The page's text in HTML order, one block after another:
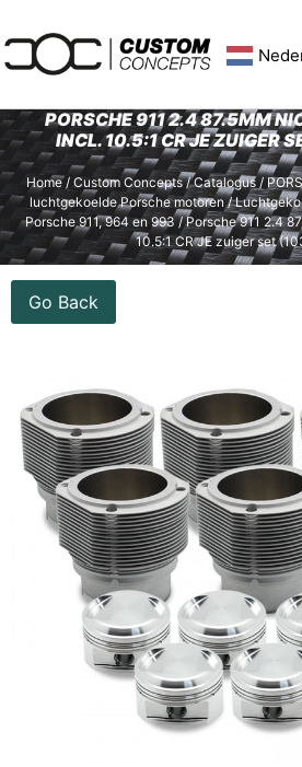
PORSCHE 911 2.4 87.5MM
INCL. 10.5:1 CR JE ZUIGER
Home/ Custom Concepts/Catalogus/
luchtgekoelde Porsche motoren/
Porsche 911, 964 en 993/ Porsche 911 2.4
10.5:1 CR JE zuiger set
Go Back